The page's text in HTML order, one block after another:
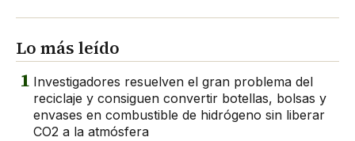
Lo más leído
1 Investigadores resuelven el gran problema del
reciclaje y consiguen convertir botellas, bolsas y
envases en combustible de hidrógeno sin liberar
CO2 a la atmósfera